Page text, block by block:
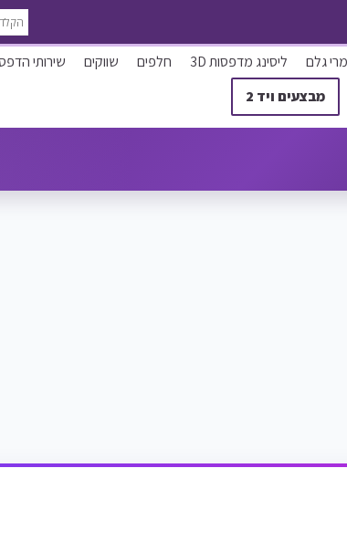
גלם ליסינג מדפסות 3D חלפים שווקים
שירותי
מבצעים ויד 2